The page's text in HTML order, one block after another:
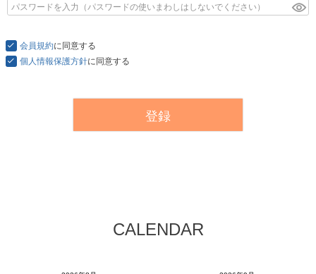
(
)
会員規約に同意する
個人情報保護方針に同意する
登録
CALENDAR